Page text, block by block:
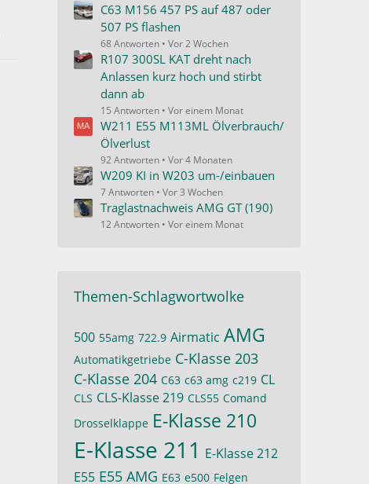
C63 M156 457 PS auf 487 oder
507 PS flashen
68 Antworten Vor 2 Wochen
R107 300SL KAT dreht nach
Anlassen kurz hoch und stirbt
dann ab
15 Antworten Vor einem Monat
W211 E55 M113ML Ölverbrauch/
Ölverlust
92 Antworten Vor 4 Monaten
W209 KI in W203 um-/einbauen
7 Antworten Vor 3 Wochen
Traglastnachweis AMG GT (190)
12 Antworten Vor einem Monat
Themen-Schlagwortwolke
500 55amg 722.9 Airmatic AMG
Automatikgetriebe C-Klasse 203
C-Klasse 204 C63 c63 amg c219 CL
CLS CLS-Klasse 219 CLS55 Comand
Drosselklappe E-Klasse 210
E-Klasse 211 E-Klasse 212
E55 E55 AMG E63 e500 Felgen